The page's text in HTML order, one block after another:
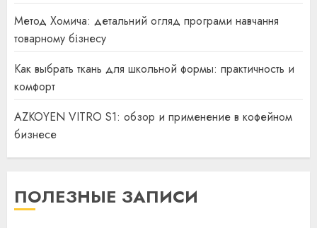
Метод Хомича: детальний огляд програми навчання
товарному бізнесу
Как выбрать ткань для школьной формы: практичность и
комфорт
AZKOYEN VITRO S1: обзор и применение в кофейном
бизнесе
ПОЛЕЗНЫЕ ЗАПИСИ